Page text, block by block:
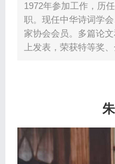
1972年参加工作，历
职。现任中华诗词学
家协会会员。多篇论
上发表，荣获特等奖